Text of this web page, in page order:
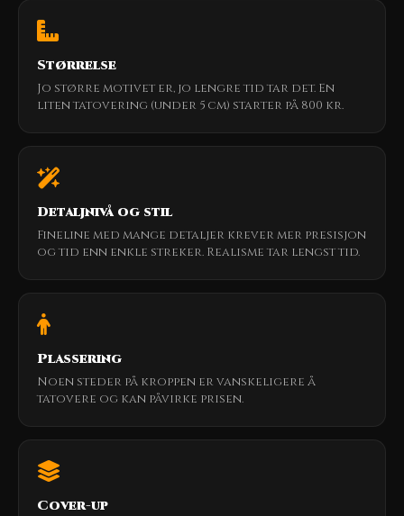
Størrelse
Jo større motivet er, jo lengre tid tar det. En
liten tatovering (under 5 cm) starter på 800 kr.
Detaljnivå og stil
Fineline med mange detaljer krever mer presisjon
og tid enn enkle streker. Realisme tar lengst tid.
Plassering
Noen steder på kroppen er vanskeligere å
tatovere og kan påvirke prisen.
Cover-up